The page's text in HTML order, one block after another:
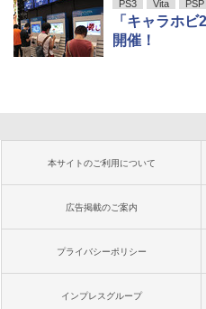
PS3 Vita PSP
「キャラホ
開催！
本サイトのご利用について
広告掲載のご案内
プライバシーポリシー
インプレスグループ